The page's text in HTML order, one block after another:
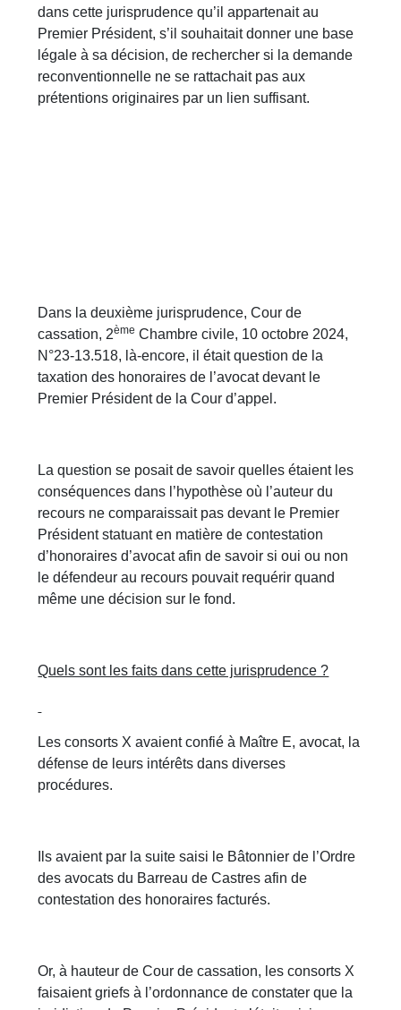
dans cette jurisprudence qu’il appartenait au
Premier Président, s’il souhaitait donner une base
légale à sa décision, de rechercher si la demande
reconventionnelle ne se rattachait pas aux
prétentions originaires par un lien suffisant.
Dans la deuxième jurisprudence, Cour de
cassation, 2ème Chambre civile, 10 octobre 2024,
N°23-13.518, là-encore, il était question de la
taxation des honoraires de l’avocat devant le
Premier Président de la Cour d’appel.
La question se posait de savoir quelles étaient les
conséquences dans l’hypothèse où l’auteur du
recours ne comparaissait pas devant le Premier
Président statuant en matière de contestation
d’honoraires d’avocat afin de savoir si oui ou non
le défendeur au recours pouvait requérir quand
même une décision sur le fond.
Quels sont les faits dans cette jurisprudence ?
Les consorts X avaient confié à Maître E, avocat, la
défense de leurs intérêts dans diverses
procédures.
Ils avaient par la suite saisi le Bâtonnier de l’Ordre
des avocats du Barreau de Castres afin de
contestation des honoraires facturés.
Or, à hauteur de Cour de cassation, les consorts X
faisaient griefs à l’ordonnance de constater que la